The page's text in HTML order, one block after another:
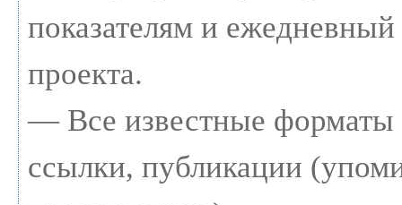
показателям и ежедневный
проекта.
— Все известные форматы
ссылки, публикации